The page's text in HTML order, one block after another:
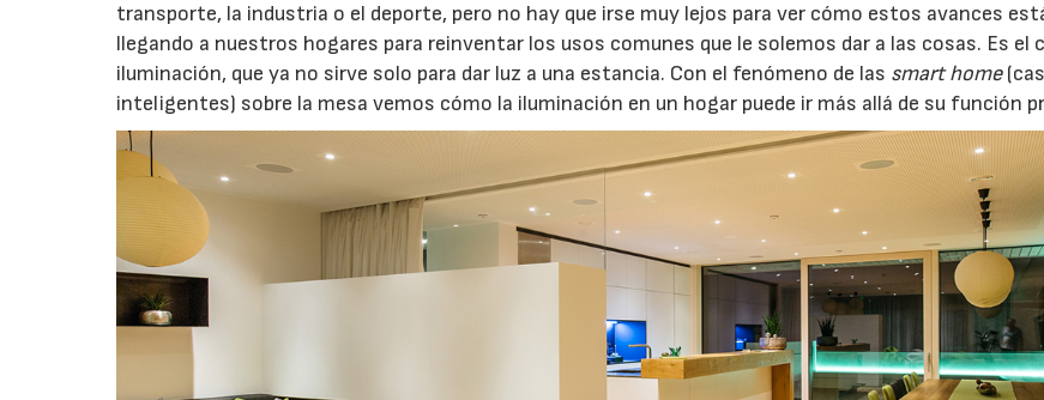
transporte, la industria o el deporte, pero no hay que irse muy lejos para ver cómo estos avances
llegando a nuestros hogares para reinventar los usos comunes que le solemos dar a las cosas. Es el
iluminación, que ya no sirve solo para dar luz a una estancia. Con el fenómeno de las smart home
inteligentes) sobre la mesa vemos cómo la iluminación en un hogar puede ir más allá de su función